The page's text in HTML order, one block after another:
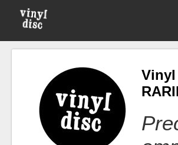
Vinyl